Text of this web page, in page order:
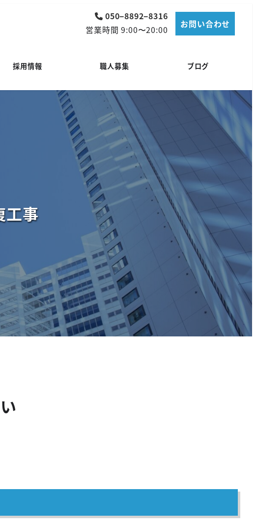
050−8892−8316
営業時間 9:00〜20:00
お問い合わせ
採用情報 職人募集 ブログ
工事